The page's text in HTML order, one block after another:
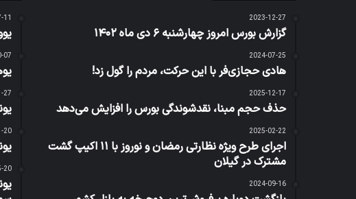
2023-12-27
گزارش بورس امروز چهارشنبه ۶ دی ماه ۱۴۰۲
2024-07-25
هادی حجازی‌فر با این حرکت، مردم را گول زد!
2025-12-17
حذف حجم مبنا، نقدشوندگی بورس را افزایش می‌دهد
2025-02-22
اجرای طرح ویژه نظارتی رمضان و نوروز با ۱۱ اکیپ گشت
مشترک در گیلان
2024-09-16
11
07
27
20
20